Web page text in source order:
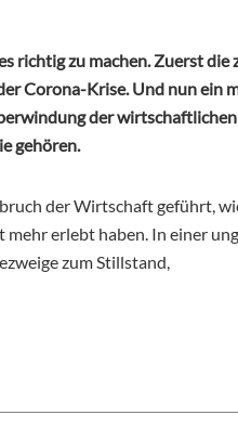
richtig zu machen. Zuerst die
Corona-Krise. Und nun ein
der
gehören.
der Wirtschaft geführt,
erlebt haben. In einer
zum Stillstand,